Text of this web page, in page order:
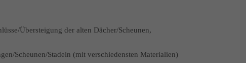
Übersteigung der alten Dächer/Scheunen,
Scheunen/Stadeln (mit verschiedensten Materialien)